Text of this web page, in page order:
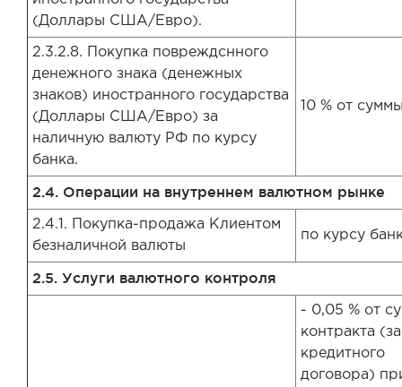
(Доллары США/Евро).
2.3.2.8. Покупка повреждснного
денежного знака (денежных
знаков) иностранного государства
(Доллары США/Евро) за
наличную валюту РФ по курсу
банка.
10 % от
2.4. Операции на внутреннем валютном рынке
2.4.1. Покупка-продажа Клиентом
безналичной валюты
по курсу
2.5. Услуги валютного контроля
- 0,05 % от
контракта
кредитного
договора)